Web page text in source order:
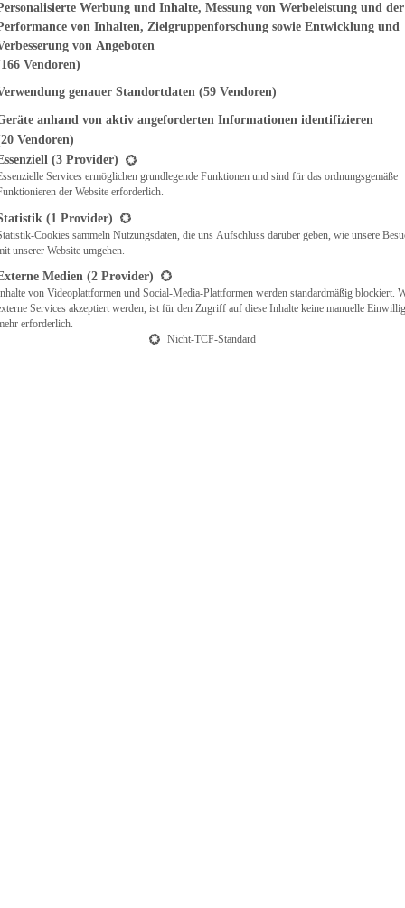
SOMMER
mit
Werbung und Inhalte, Messung von Werbeleistung und der
von Inhalten, Zielgruppenforschung sowie Entwicklung und
von Angeboten
Vendoren)
genauer Standortdaten (59 Vendoren)
anhand von aktiv angeforderten Informationen identifizieren
Vendoren)
eine Liste der Service-Gruppen, für die eine Einwilligung erteilt werden
(3 Provider)
Services ermöglichen grundlegende Funktionen und sind für das ordnungsgemäße
der Website erforderlich.
(1 Provider)
Cookies sammeln Nutzungsdaten, die uns Aufschluss darüber geben, wie unsere
unserer Website umgehen.
Medien (2 Provider)
von Videoplattformen und Social-Media-Plattformen werden standardmäßig blockiert.
Services akzeptiert werden, ist für den Zugriff auf diese Inhalte keine manuelle
erforderlich.
Nicht-TCF-Standard